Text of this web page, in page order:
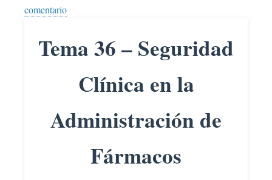
comentarioen
36.
Seguridad
clínica
la
Tema 36 – Seguridad
Clínica en la
Administración de
Fármacos